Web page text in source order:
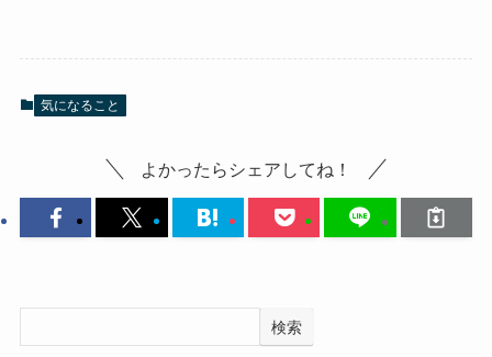
気になること
よかったらシェアしてね！
検索